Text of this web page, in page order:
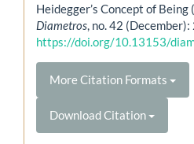
Heidegger’s Concept of Being
Diametros, no. 42
https://doi.org/10.13153/
More Citation Formats
Download Citation